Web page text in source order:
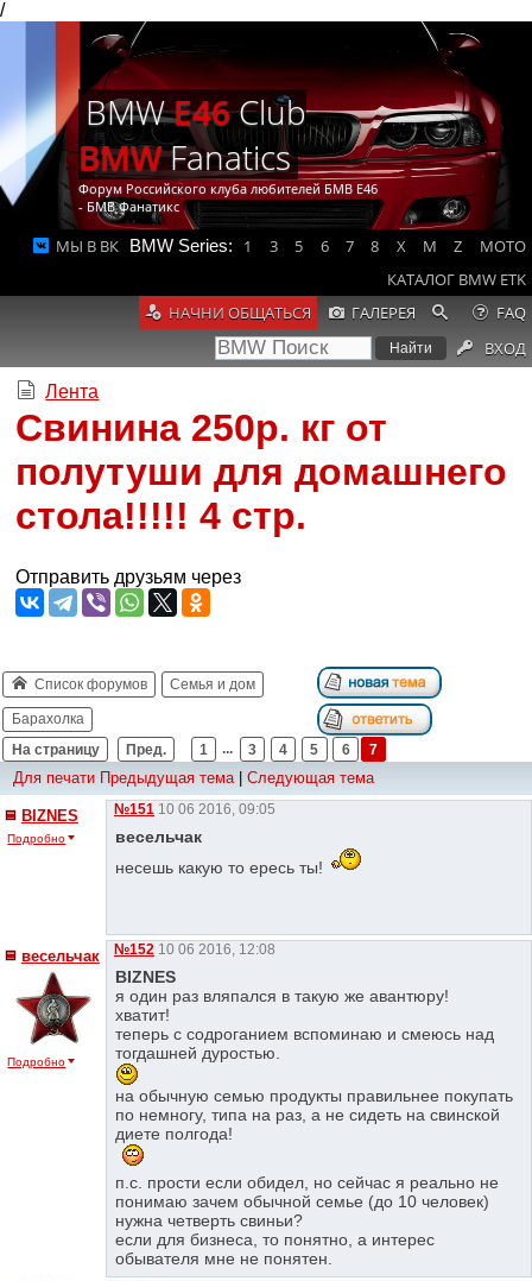
/
BMWE46Club
BMWFanatics
Форум Российского клуба любителей БМВ Е46
- БМВ Фанатикс
МЫ В ВК BMW Series: 1 3 5 6 7 8 X M Z
MOTO
КАТАЛОГ BMW ETK
НАЧНИ ОБЩАТЬСЯ
ГАЛЕРЕЯ
FAQ
ВХОД
Лента
Свинина 250р. кг от
полутуши для домашнего
стола!!!!! 4 стр.
Отправить друзьям через
Список форумов Семья и дом
Барахолка
На страницу
Пред. 1 ... 3 4 5 6 7
Для печати Предыдущая тема| Следующая тема
BIZNES
Подробно
№151 10 06 2016, 09:05
весельчак
несешь какую то ересь ты!
весельчак
Подробно
№152 10 06 2016, 12:08
BIZNES
я один раз вляпался в такую же авантюру!
хватит!
теперь с содроганием вспоминаю и смеюсь над
тогдашней дуростью.
на обычную семью продукты правильнее покупать
по немногу, типа на раз, а не сидеть на свинской
диете полгода!
п.с. прости если обидел, но сейчас я реально не
понимаю зачем обычной семье (до 10 человек)
нужна четверть свиньи?
если для бизнеса, то понятно, а интерес
обывателя мне не понятен.